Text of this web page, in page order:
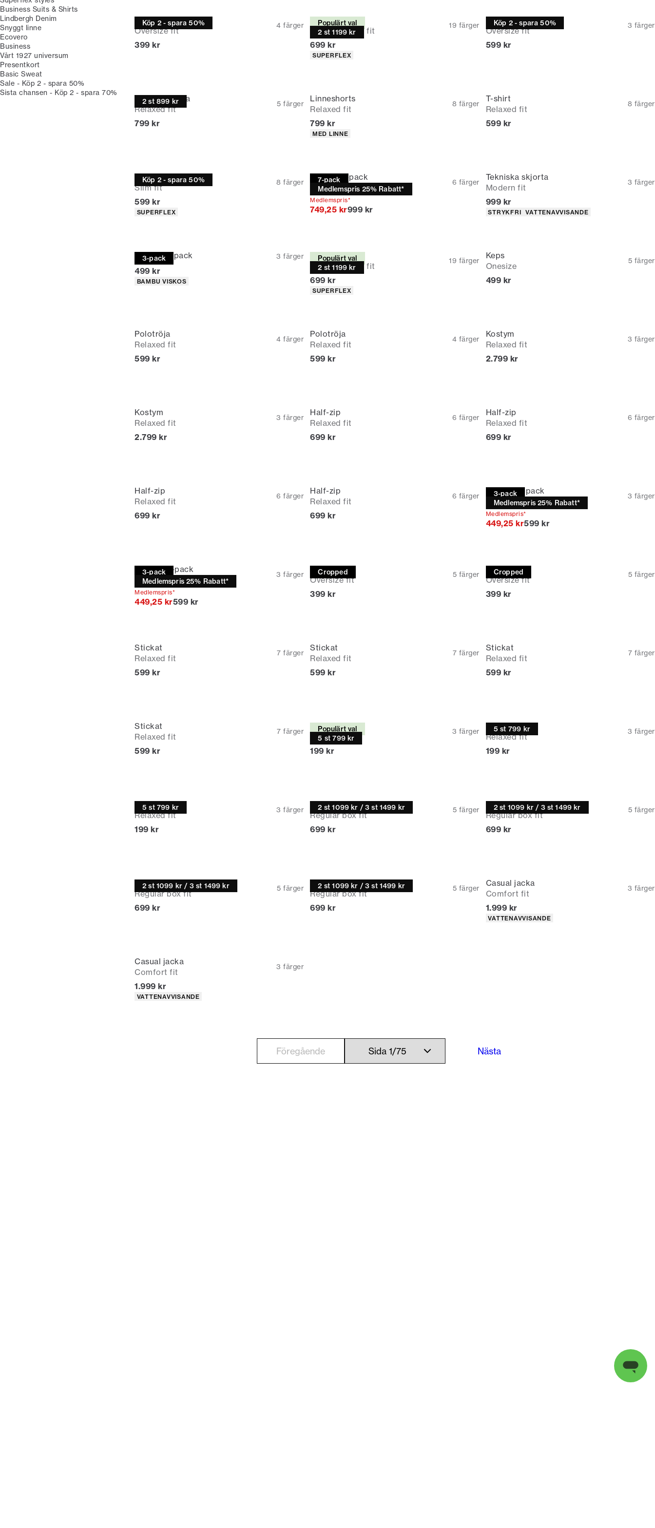
Business Suits & Shirts
Lindbergh Denim
Snyggt linne
Ecovero
Business
Vårt 1927 universum
Presentkort
Basic Sweat
Sale - Köp 2 - spara 50%
Sista chansen - Köp 2 - spara 70%
Köp 2 - spara 50%
T-shirt
Oversize fit
4 färger
Nuvarande pris
399 kr
Populärt val
2 st 1199 kr
Chinos
Relaxed loose fit
19 färger
Nuvarande pris
699 kr
Produktattribut
SUPERFLEX
Köp 2 - spara 50%
Pikétröja
Oversize fit
3 färger
Nuvarande pris
599 kr
2 st 899 kr
Casual skjorta
Relaxed fit
5 färger
Nuvarande pris
799 kr
Linneshorts
Relaxed fit
8 färger
Nuvarande pris
799 kr
Produktattribut
MED LINNE
T-shirt
Relaxed fit
8 färger
Nuvarande pris
599 kr
Köp 2 - spara 50%
Chinosshorts
Slim fit
8 färger
Nuvarande pris
599 kr
Produktattribut
SUPERFLEX
7-pack
Medlemspris 25% Rabatt*
T-shirt | 7-pack
Relaxed fit
6 färger
Medlemspris*
749,25 krOriginalpris
999 kr
Tekniska skjorta
Modern fit
3 färger
Nuvarande pris
999 kr
Produktattribut
STRYKFRI VATTENAVVISANDE
3-pack
Tights | 3-pack 3 färger
Nuvarande pris
499 kr
Produktattribut
BAMBU VISKOS
Populärt val
2 st 1199 kr
Chinos
Relaxed loose fit
19 färger
Nuvarande pris
699 kr
Produktattribut
SUPERFLEX
Keps
Onesize
5 färger
Nuvarande pris
499 kr
Polotröja
Relaxed fit
4 färger
Nuvarande pris
599 kr
Polotröja
Relaxed fit
4 färger
Nuvarande pris
599 kr
Kostym
Relaxed fit
3 färger
Nuvarande pris
2.799 kr
Kostym
Relaxed fit
3 färger
Nuvarande pris
2.799 kr
Half-zip
Relaxed fit
6 färger
Nuvarande pris
699 kr
Half-zip
Relaxed fit
6 färger
Nuvarande pris
699 kr
Half-zip
Relaxed fit
6 färger
Nuvarande pris
699 kr
Half-zip
Relaxed fit
6 färger
Nuvarande pris
699 kr
3-pack
Medlemspris 25% Rabatt*
T-shirt | 3-pack
Relaxed fit
3 färger
Medlemspris*
449,25 krOriginalpris
599 kr
3-pack
Medlemspris 25% Rabatt*
T-shirt | 3-pack
Relaxed fit
3 färger
Medlemspris*
449,25 krOriginalpris
599 kr
Cropped
T-shirt
Oversize fit
5 färger
Nuvarande pris
399 kr
Cropped
T-shirt
Oversize fit
5 färger
Nuvarande pris
399 kr
Stickat
Relaxed fit
7 färger
Nuvarande pris
599 kr
Stickat
Relaxed fit
7 färger
Nuvarande pris
599 kr
Stickat
Relaxed fit
7 färger
Nuvarande pris
599 kr
Stickat
Relaxed fit
7 färger
Nuvarande pris
599 kr
Populärt val
5 st 799 kr
T-shirt
Relaxed fit
3 färger
Nuvarande pris
199 kr
5 st 799 kr
T-shirt
Relaxed fit
3 färger
Nuvarande pris
199 kr
5 st 799 kr
T-shirt
Relaxed fit
3 färger
Nuvarande pris
199 kr
2 st 1099 kr / 3 st 1499 kr
Casual skjorta
Regular box fit
5 färger
Nuvarande pris
699 kr
2 st 1099 kr / 3 st 1499 kr
Casual skjorta
Regular box fit
5 färger
Nuvarande pris
699 kr
2 st 1099 kr / 3 st 1499 kr
Casual skjorta
Regular box fit
5 färger
Nuvarande pris
699 kr
2 st 1099 kr / 3 st 1499 kr
Casual skjorta
Regular box fit
5 färger
Nuvarande pris
699 kr
Casual jacka
Comfort fit
3 färger
Nuvarande pris
1.999 kr
Produktattribut
VATTENAVVISANDE
Casual jacka
Comfort fit
3 färger
Nuvarande pris
1.999 kr
Produktattribut
VATTENAVVISANDE
Föregående Nästa